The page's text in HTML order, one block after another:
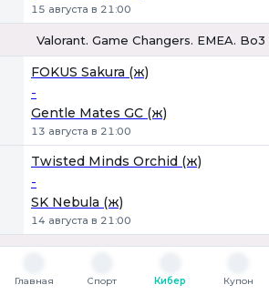
15 августа в 21:00
Valorant. Game Changers. EMEA. Bo3
FOKUS Sakura (ж)
-
Gentle Mates GC (ж)
13 августа в 21:00
Twisted Minds Orchid (ж)
-
SK Nebula (ж)
14 августа в 21:00
Valorant. Champions Tour. Pacific.
KRX
Главная
Спорт
Кибер
Купон